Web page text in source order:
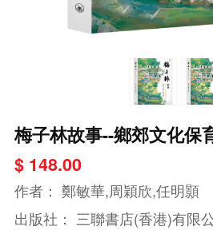
梅子林故事--鄉郊文化保
$ 148.00
作者： 鄭敏華,周穎欣,任明顥
出版社： 三聯書店(香港)有限